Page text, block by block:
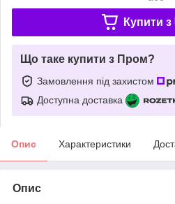
Купити з
Що таке купити з Пром?
Замовлення під захистом
Доступна доставка
Опис Характеристики
Опис